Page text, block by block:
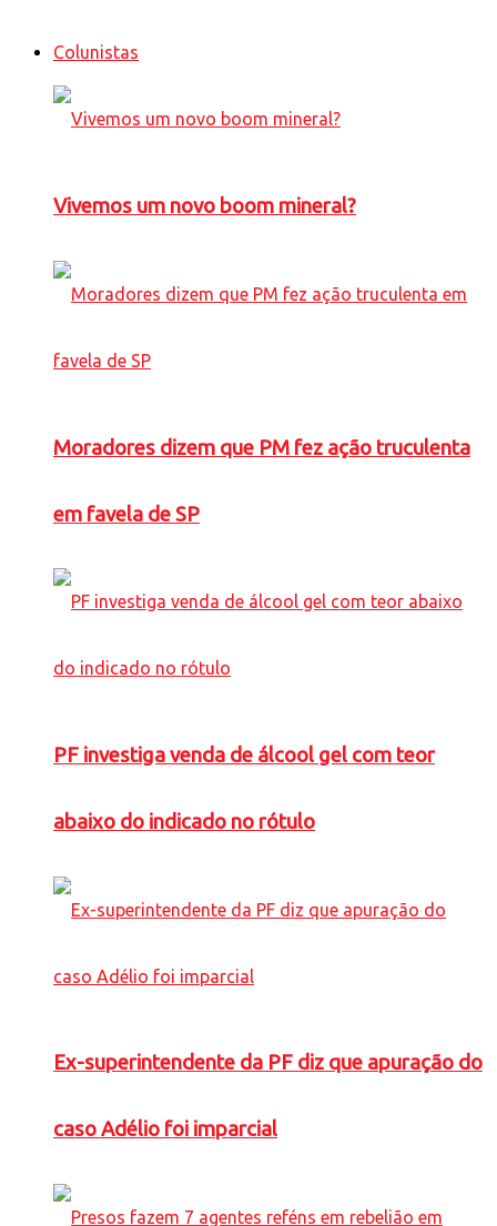
Colunistas
Vivemos um novo boom mineral?
Moradores dizem que PM fez ação truculenta
em favela de SP
PF investiga venda de álcool gel com teor
abaixo do indicado no rótulo
Ex-superintendente da PF diz que apuração do
caso Adélio foi imparcial